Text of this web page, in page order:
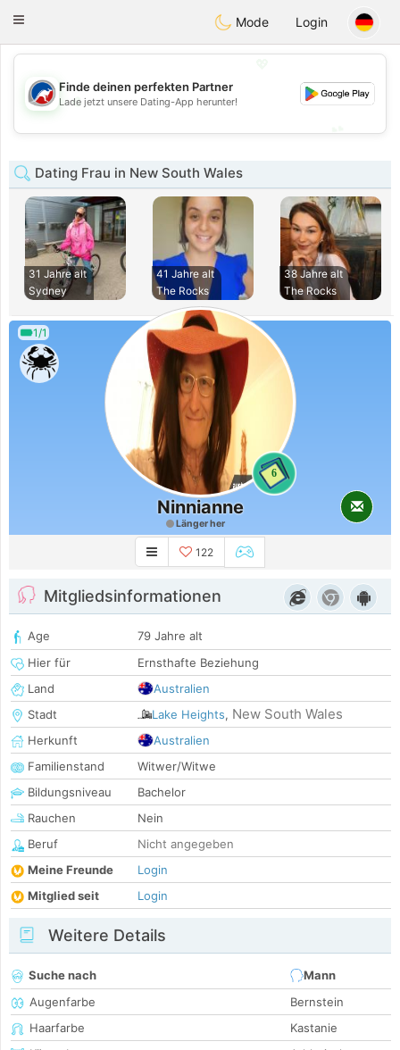
Australia Chat
Toggle
Mode Login
💖
💕
Finde deinen perfekten Partner
Lade jetzt unsere Dating-App herunter!
Dating Frau in New South Wales
31 Jahre alt
Sydney
41 Jahre alt
The Rocks
38 Jahre alt
The Rocks
1/1
6
Ninnianne
Länger her
122
Mitgliedsinformationen
Age
79 Jahre alt
Hier für
Ernsthafte Beziehung
Land
Australien
Stadt
Lake Heights, New South Wales
Herkunft
Australien
Familienstand
Witwer/Witwe
Bildungsniveau
Bachelor
Rauchen
Nein
Beruf
Nicht angegeben
Meine Freunde
Login
Mitglied seit
Login
Weitere Details
Suche nach
Mann
Augenfarbe
Bernstein
Haarfarbe
Kastanie